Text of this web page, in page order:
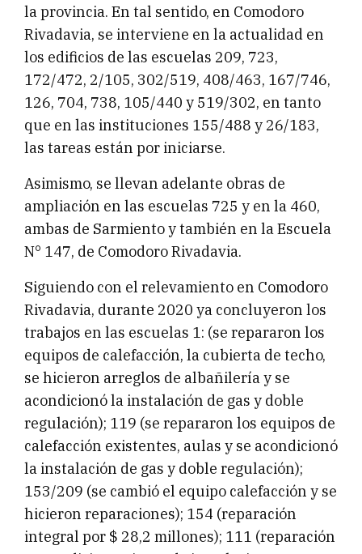
la provincia. En tal sentido, en Comodoro
Rivadavia, se interviene en la actualidad en
los edificios de las escuelas 209, 723,
172/472, 2/105, 302/519, 408/463, 167/746,
126, 704, 738, 105/440 y 519/302, en tanto
que en las instituciones 155/488 y 26/183,
las tareas están por iniciarse.
Asimismo, se llevan adelante obras de
ampliación en las escuelas 725 y en la 460,
ambas de Sarmiento y también en la Escuela
N° 147, de Comodoro Rivadavia.
Siguiendo con el relevamiento en Comodoro
Rivadavia, durante 2020 ya concluyeron los
trabajos en las escuelas 1: (se repararon los
equipos de calefacción, la cubierta de techo,
se hicieron arreglos de albañilería y se
acondicionó la instalación de gas y doble
regulación); 119 (se repararon los equipos de
calefacción existentes, aulas y se acondicionó
la instalación de gas y doble regulación);
153/209 (se cambió el equipo calefacción y se
hicieron reparaciones); 154 (reparación
integral por $ 28,2 millones); 111 (reparación